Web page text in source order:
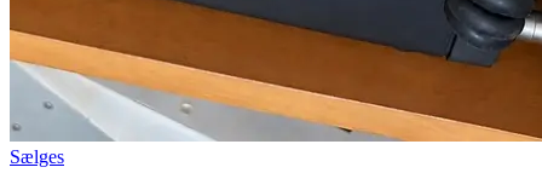
Sælges